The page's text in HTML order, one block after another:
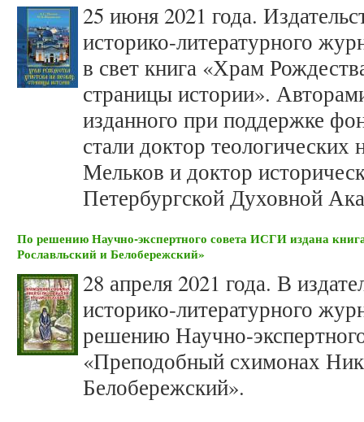
25 июня 2021 года.
историко-литературного
в свет книга «Храм
страницы истории».
изданного при поддержке
стали доктор
Мельков и доктор
Петербургской Духовной
По решению Научно-экспертного совета ИСГИ издана
Рославльский и Белобережский»
28 апреля 2021 года. В
историко-литературного
решению Научно-
«Преподобный схимонах
Белобережский».